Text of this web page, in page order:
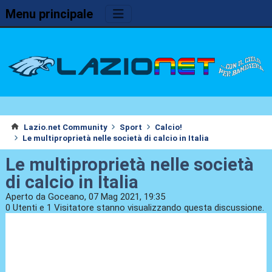
Menu principale
Lazio.net Community Sport
Calcio!
Le multiproprietà nelle società di calcio in Italia
Le multiproprietà nelle società
di calcio in Italia
Aperto da Goceano, 07 Mag 2021, 19:35
0 Utenti e 1 Visitatore stanno visualizzando questa discussione.